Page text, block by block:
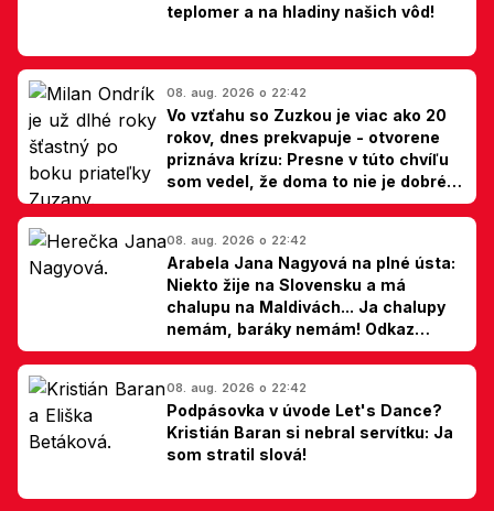
teplomer a na hladiny našich vôd!
08. aug. 2026 o 22:42
Vo vzťahu so Zuzkou je viac ako 20
rokov, dnes prekvapuje - otvorene
priznáva krízu: Presne v túto chvíľu
som vedel, že doma to nie je dobré,
hovorí Milan Ondrík
08. aug. 2026 o 22:42
Arabela Jana Nagyová na plné ústa:
Niekto žije na Slovensku a má
chalupu na Maldivách... Ja chalupy
nemám, baráky nemám! Odkaz
Slovákom
08. aug. 2026 o 22:42
Podpásovka v úvode Let's Dance?
Kristián Baran si nebral servítku: Ja
som stratil slová!